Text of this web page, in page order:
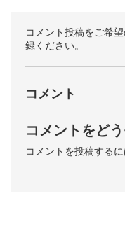
コメント投稿をご希望
録ください。
コメント
コメントをど
コメントを投稿するに